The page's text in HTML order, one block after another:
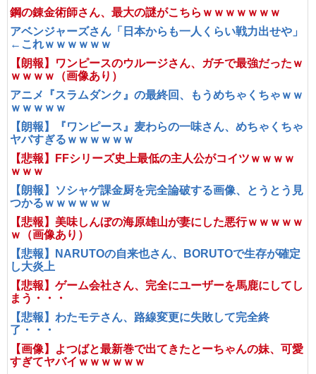
鋼の錬金術師さん、最大の謎がこちらｗｗｗｗｗｗｗ
アベンジャーズさん「日本からも一人くらい戦力出せや」
←これｗｗｗｗｗｗ
【朗報】ワンピースのウルージさん、ガチで最強だったｗ
ｗｗｗｗ（画像あり）
アニメ『スラムダンク』の最終回、もうめちゃくちゃｗｗ
ｗｗｗｗｗ
【朗報】『ワンピース』麦わらの一味さん、めちゃくちゃ
ヤバすぎるｗｗｗｗｗｗ
【悲報】FFシリーズ史上最低の主人公がコイツｗｗｗｗ
ｗｗｗ
【朗報】ソシャゲ課金厨を完全論破する画像、とうとう見
つかるｗｗｗｗｗｗ
【悲報】美味しんぼの海原雄山が妻にした悪行ｗｗｗｗｗ
ｗ（画像あり）
【悲報】NARUTOの自来也さん、BORUTOで生存が確定
し大炎上
【悲報】ゲーム会社さん、完全にユーザーを馬鹿にしてし
まう・・・
【悲報】わたモテさん、路線変更に失敗して完全終
了・・・
【画像】よつばと最新巻で出てきたとーちゃんの妹、可愛
すぎてヤバイｗｗｗｗｗｗ